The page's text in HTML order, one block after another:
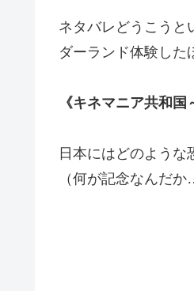
ネタバレどうこうと
ダーランド体験し
《キネマニア共和
日本にはどのような
（何が記念なんだ